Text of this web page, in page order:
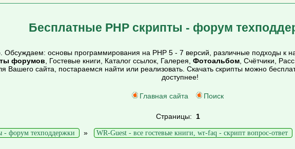
Бесплатные PHP скрипты - форум
основы программирования на PHP 5 - 7 версий, различные подходы к
форумов , Гостевые книги, Каталог ссылок, Галерея, Фотоальбом, Счётчики,
Вашего сайта, постараемся найти или реализовать. Скачать скрипты можно
доступнее!
Главная сайта Поиск
Страницы: 1
- форум техподдержки » WR-Guest - все гостевые книги, wr-faq - скрипт вопрос-ответ